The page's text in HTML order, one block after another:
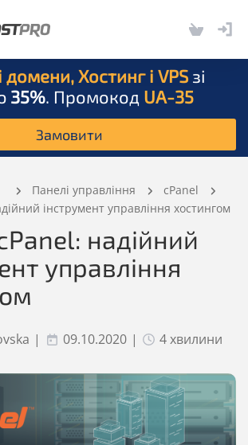
домени, Хостинг і VPS зі
35%. Промокод UA-35
Замовити
Панелі управління
сPanel
інструмент управління хостингом
надійний
управління
| 09.10.2020 | 4 хвилини